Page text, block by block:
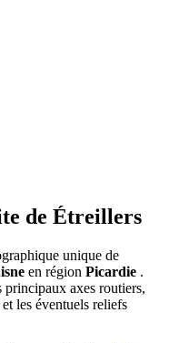
de Étreillers
unique de
en région Picardie .
axes routiers,
les éventuels reliefs